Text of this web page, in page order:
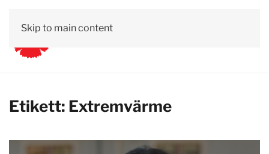
Skip to main content
Etikett: Extremvärme